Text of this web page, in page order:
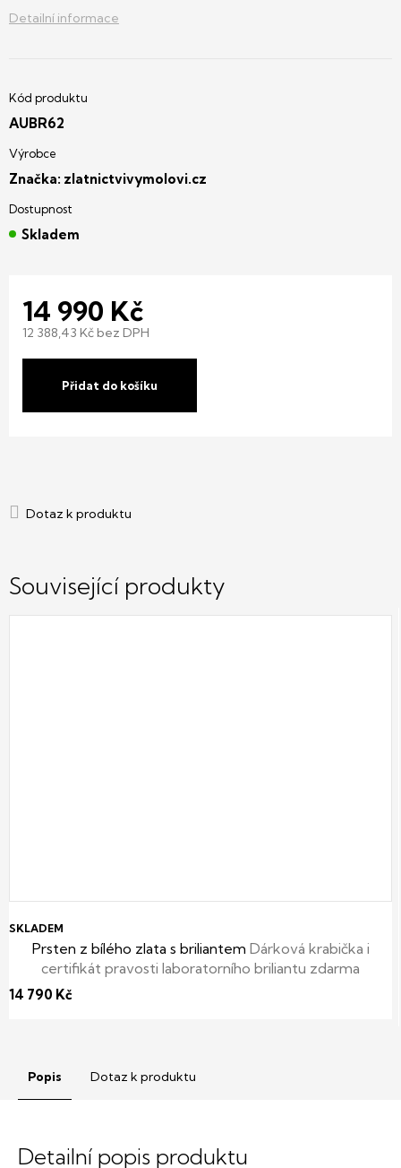
14 990 Kč
12 388,43 Kč bez DPH
Přidat do košíku
Detailní informace
AUBR62
Značka: zlatnictvivymolovi.cz
Skladem
Související produkty
Prsten z bílého zlata s briliantem Dárková krabička i
certifikát pravosti laboratorního briliantu zdarma
SKLADEM
14 790 Kč
Popis Dotaz k produktu
Detailní popis produktu